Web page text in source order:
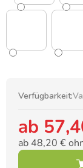
Verfügbarkeit:
ab
ab 48,20 €
Verkaufspreis: